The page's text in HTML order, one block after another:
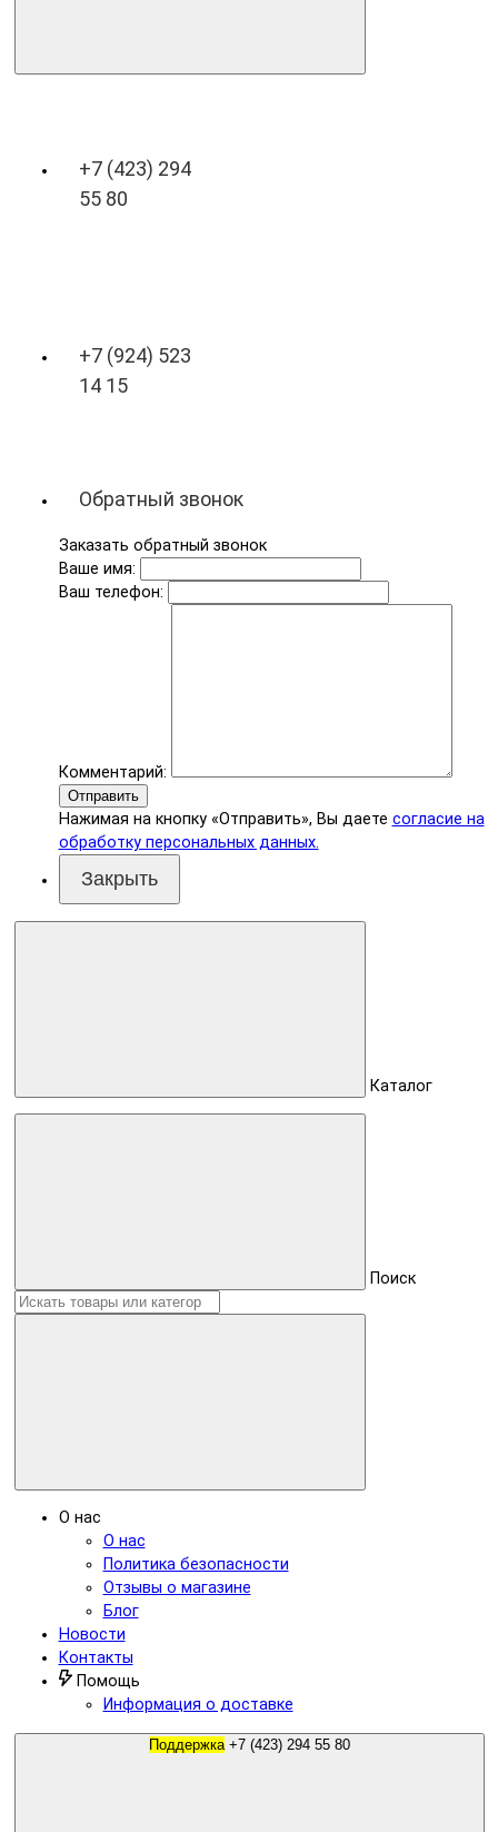
+7 (423) 294
55 80
+7 (924) 523
14 15
Обратный звонок
Заказать обратный звонок
Ваше имя:
Ваш телефон:
Комментарий:
Отправить
Нажимая на кнопку «Отправить», Вы даете согласие на
обработку персональных данных.
Закрыть
Каталог
Поиск
О нас
О нас
Политика безопасности
Отзывы о магазине
Блог
Новости
Контакты
Помощь
Информация о доставке
Поддержка +7 (423) 294 55 80